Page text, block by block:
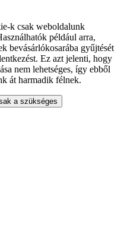
k csak weboldalunk
például arra,
bevásárlókosarába gyűjtését
Ez azt jelenti, hogy
nem lehetséges, így ebből
át harmadik félnek.
a szükséges